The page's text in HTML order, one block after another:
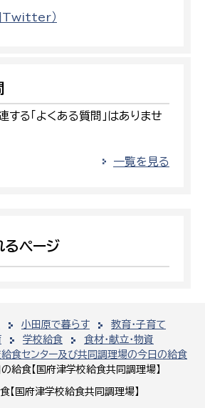
小田原で暮らす
教育・子育て
学校給食
食材・献立・物資
食センター及び共同調理場の今日の給食
給食【国府津学校給食共同調理場】
【国府津学校給食共同調理場】
Twitter）
する「よくある質問」はありませ
一覧を見る
るページ